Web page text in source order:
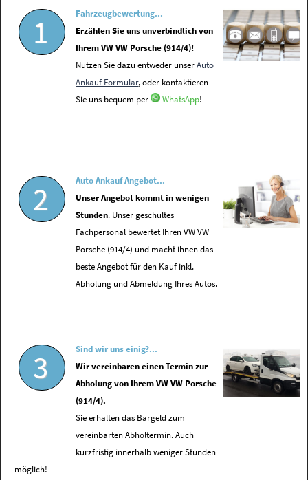
1
Fahrzeugbewertung...
Erzählen Sie uns unverbindlich von
Ihrem VW VW Porsche (914/4)!
Nutzen Sie dazu entweder unserAuto
Ankauf Formular, oder kontaktieren
Sie uns bequem per
WhatsApp!
2
Auto Ankauf Angebot...
Unser Angebot kommt in wenigen
Stunden. Unser geschultes
Fachpersonal bewertet Ihren VW VW
Porsche (914/4) und macht ihnen das
beste Angebot für den Kauf inkl.
Abholung und Abmeldung Ihres Autos.
3
Sind wir uns einig?...
Wir vereinbaren einen Termin zur
Abholung von Ihrem VW VW Porsche
(914/4).
Sie erhalten das Bargeld zum
vereinbarten Abholtermin. Auch
kurzfristig innerhalb weniger Stunden
möglich!